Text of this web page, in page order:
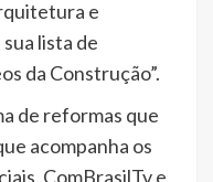
e
lista de
da Construção”.
de reformas que
acompanha os
ComBrasilTv e